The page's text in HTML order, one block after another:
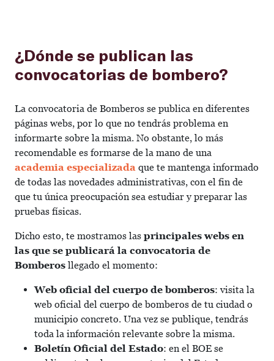
¿Dónde se publican las
convocatorias de bombero?
La convocatoria de Bomberos se publica en diferentes
páginas webs, por lo que no tendrás problema en
informarte sobre la misma. No obstante, lo más
recomendable es formarse de la mano de una
academia especializada que te mantenga informado
de todas las novedades administrativas, con el fin de
que tu única preocupación sea estudiar y preparar las
pruebas físicas.
Dicho esto, te mostramos las principales webs en
las que se publicará la convocatoria de
Bomberos llegado el momento:
Web oficial del cuerpo de bomberos: visita la
web oficial del cuerpo de bomberos de tu ciudad o
municipio concreto. Una vez se publique, tendrás
toda la información relevante sobre la misma.
Boletín Oficial del Estado: en el BOE se